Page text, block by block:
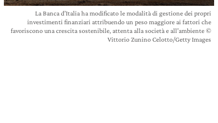
La Banca d’Italia ha modificato le modalità di gestione dei propri
investimenti finanziari attribuendo un peso maggiore ai fattori che
favoriscono una crescita sostenibile, attenta alla società e all’ambiente ©
Vittorio Zunino Celotto/Getty Images